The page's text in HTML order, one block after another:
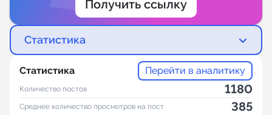
Получить ссылку
Статистика
Статистика Перейти в аналитику
Количество постов 1180
Среднее количество просмотров на пост 385